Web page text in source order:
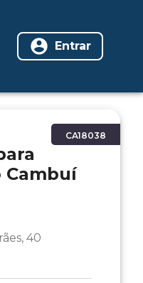
Entrar
CA18038
Cambuí
40